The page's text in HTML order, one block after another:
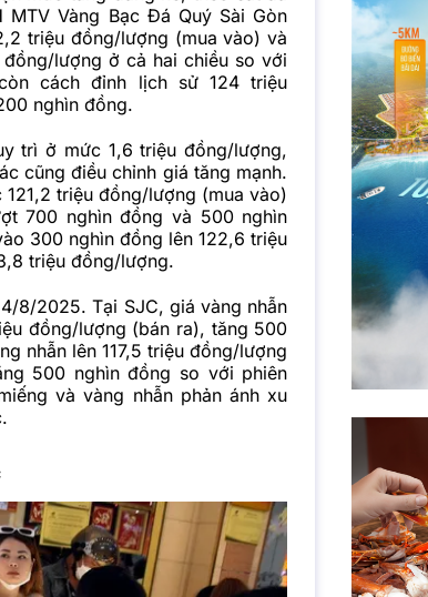
Vàng Bạc Đá Quý Sài Gòn
triệu đồng/lượng (mua vào) và
lượng ở cả hai chiều so với
cách đỉnh lịch sử 124 triệu
nghìn đồng.
trì ở mức 1,6 triệu đồng/lượng,
cũng điều chỉnh giá tăng mạnh.
triệu đồng/lượng (mua vào)
700 nghìn đồng và 500 nghìn
300 nghìn đồng lên 122,6 triệu
triệu đồng/lượng.
8/2025. Tại SJC, giá vàng nhẫn
đồng/lượng (bán ra), tăng 500
nhẫn lên 117,5 triệu đồng/lượng
500 nghìn đồng so với phiên
và vàng nhẫn phản ánh xu